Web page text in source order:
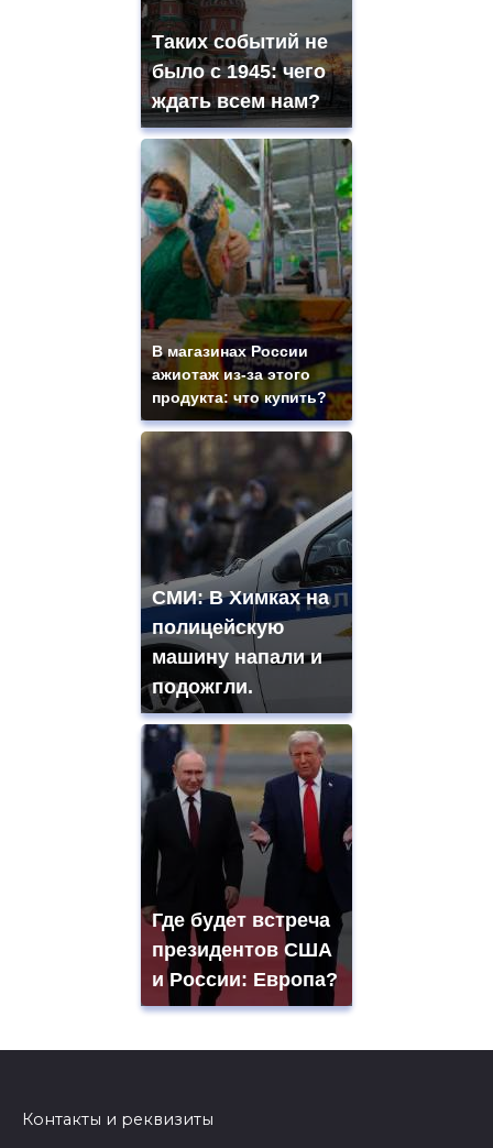
Таких событий не
было с 1945: чего
ждать всем нам?
В магазинах России
ажиотаж из-за этого
продукта: что купить?
СМИ: В Химках на
полицейскую
машину напали и
подожгли.
Где будет встреча
президентов США
и России: Европа?
Контакты и реквизиты